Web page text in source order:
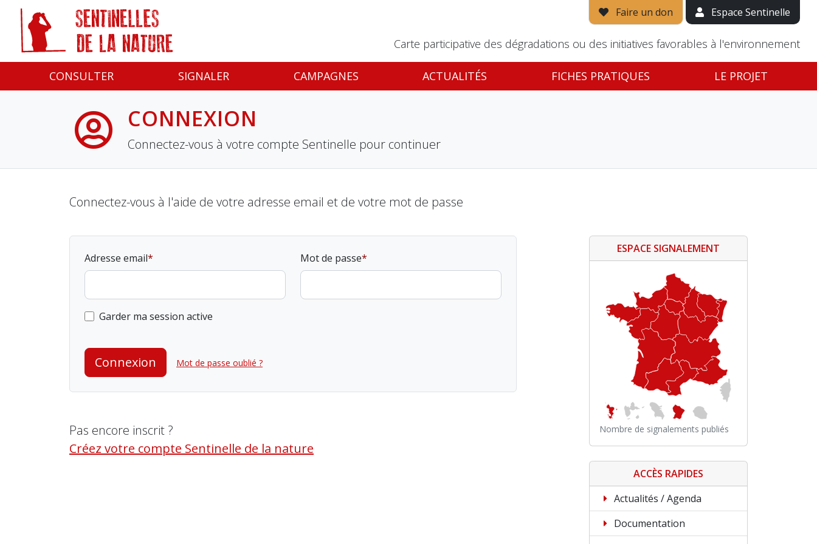
Faire un don Espace Sentinelle
Carte participative des dégradations ou des initiatives favorables à l'environnement
CONSULTER SIGNALER CAMPAGNES ACTUALITÉS FICHES PRATIQUES LE PROJET
CONNEXION
Connectez-vous à votre compte Sentinelle pour continuer
Connectez-vous à l'aide de votre adresse email et de votre mot de passe
Adresse email Mot de passe
Garder ma session active
Connexion Mot de passe oublié ?
Pas encore inscrit ?
Créez votre compte Sentinelle de la nature
ESPACE SIGNALEMENT
Nombre de signalements publiés
ACCÈS RAPIDES
Actualités / Agenda
Documentation
Panneau de gestion des cookies